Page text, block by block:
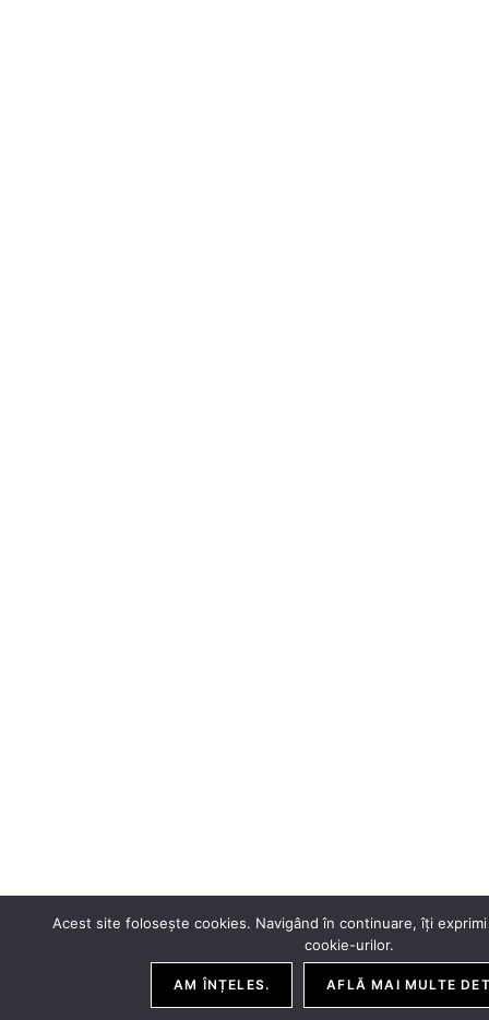
Acest site folosește cookies. Navigând în continuare, îți
cookie-urilor.
AM ÎNȚELES. AFLĂ MAI MULTE